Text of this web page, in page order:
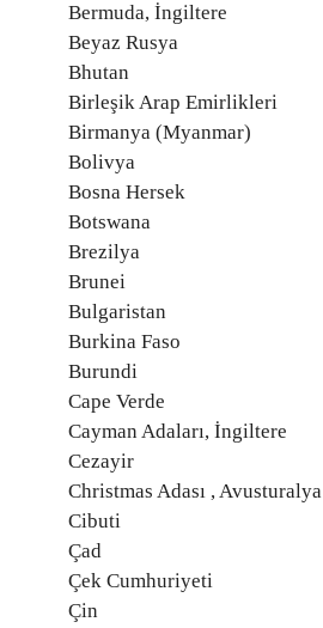
Bermuda, İngiltere
Beyaz Rusya
Bhutan
Birleşik Arap Emirlikleri
Birmanya (Myanmar)
Bolivya
Bosna Hersek
Botswana
Brezilya
Brunei
Bulgaristan
Burkina Faso
Burundi
Cape Verde
Cayman Adaları, İngiltere
Cezayir
Christmas Adası , Avusturalya
Cibuti
Çad
Çek Cumhuriyeti
Çin